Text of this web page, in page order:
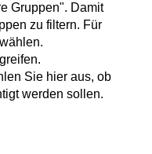
Gruppen". Damit
zu filtern. Für
Sie hier aus, ob
werden sollen.